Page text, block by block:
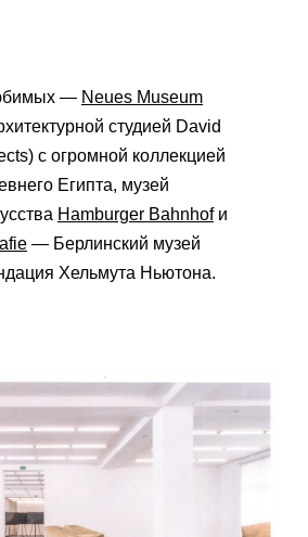
— Neues Museum
студией David
с огромной коллекцией
Египта, музей
Hamburger Bahnhofи
— Берлинский музей
Хельмута Ньютона.